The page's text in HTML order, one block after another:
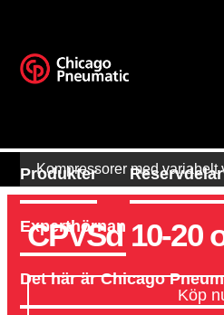
Produkter
Experthörnan
Det här är Chicago
Kompressorer med variabelt
CPVSd 10-20
Köp